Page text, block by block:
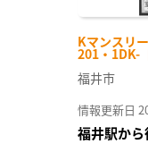
Kマンスリ
201・1DK-
福井市
情報更新日
福井駅か